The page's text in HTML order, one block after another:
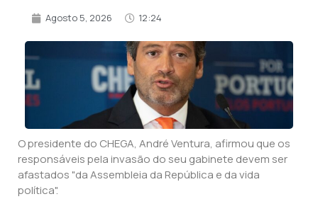
Agosto 5, 2026 12:24
O presidente do CHEGA, André Ventura, afirmou que os
responsáveis pela invasão do seu gabinete devem ser
afastados "da Assembleia da República e da vida
política".